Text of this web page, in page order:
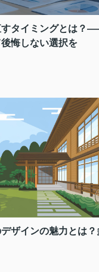
すタイミングとは？
悔しない選択を
ザインの魅力とは